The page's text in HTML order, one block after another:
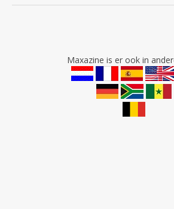
Maxazine is er ook in